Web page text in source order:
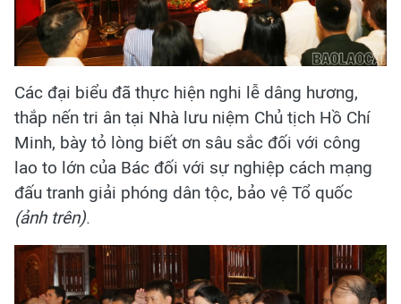
Các đại biểu đã thực hiện nghi lễ dâng hương,
thắp nến tri ân tại Nhà lưu niệm Chủ tịch Hồ Chí
Minh, bày tỏ lòng biết ơn sâu sắc đối với công
lao to lớn của Bác đối với sự nghiệp cách mạng
đấu tranh giải phóng dân tộc, bảo vệ Tổ quốc
(ảnh trên).